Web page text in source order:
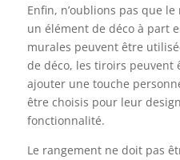
Enfin, n’oublions pas que
un élément de déco à part
murales peuvent être
de déco, les tiroirs peuvent
ajouter une touche
être choisis pour leur
fonctionnalité.
Le rangement ne doit pas